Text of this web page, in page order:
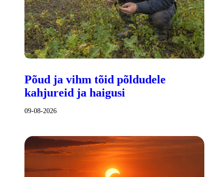
Põud ja vihm tõid põldudele
kahjureid ja haigusi
09-08-2026